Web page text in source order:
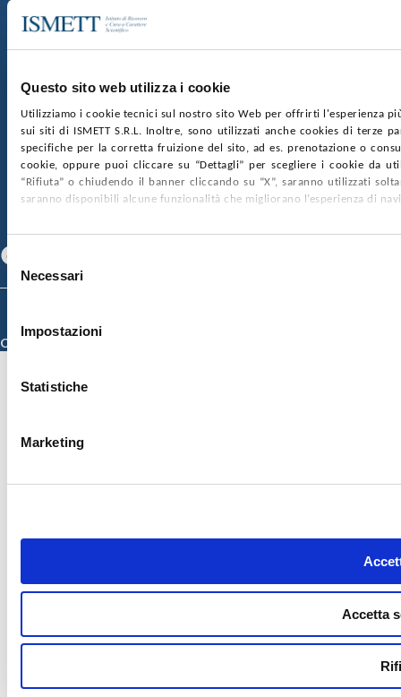
Questo sito web utilizza i cookie
Utilizziamo i cookie tecnici sul nostro sito Web per offrirti l'esperienza
sui siti di ISMETT S.R.L. Inoltre, sono utilizzati anche cookies di terze
specifiche per la corretta fruizione del sito, ad es. prenotazione o
cookie, oppure puoi cliccare su “Dettagli” per scegliere i cookie da
“Rifiuta” o chiudendo il banner cliccando su “X”, saranno utilizzati
saranno disponibili alcune funzionalità che migliorano l’esperienza di
Selezione
delNecessari
Impostazioni
Statistiche
Marketing
Accetta
Via Discesa dei Giudici 4 90133 Palermo
nr. REA PA-201818 P.I. 04544550827
SOCIETÀ TRASPARENTE WHISTLEBLOWING
GARE E CONTRATTIPRIVACYCOOKIE POLICY
SOSTIENICIMAPPA DEL SITOACCESSIBILITÀ
CONTATTI
Specializzazione)
Credits